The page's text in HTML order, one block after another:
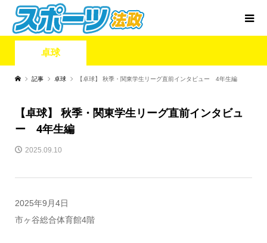
卓球
記事 卓球 【卓球】 秋季・関東学生リーグ直前インタビュー 4年生編
【卓球】 秋季・関東学生リーグ直前インタビュ
ー 4年生編
2025.09.10
2025年9月4日
市ヶ谷総合体育館4階